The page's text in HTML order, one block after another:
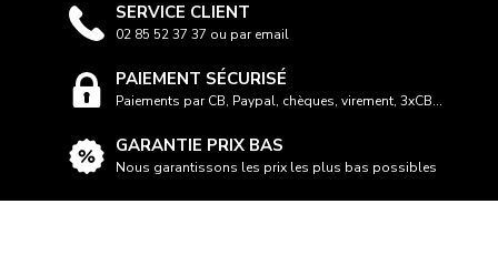
SERVICE CLIENT
02 85 52 37 37 ou par email
PAIEMENT SÉCURISÉ
Paiements par CB, Paypal, chèques, virement, 3xCB...
GARANTIE PRIX BAS
Nous garantissons les prix les plus bas possibles